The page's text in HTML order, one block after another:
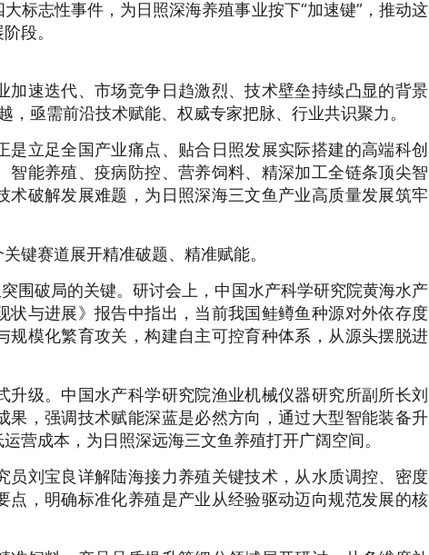
标志性事件，为日照深海养殖事业按下“加速键”，推动这
段。
速迭代、市场竞争日趋激烈、技术壁垒持续凸显的背景
，亟需前沿技术赋能、权威专家把脉、行业共识聚力。
立足全国产业痛点、贴合日照发展实际搭建的高端科创
能养殖、疫病防控、营养饲料、精深加工全链条顶尖智
术破解发展难题，为日照深海三文鱼产业高质量发展筑牢
赛道展开精准破题、精准赋能。
破局的关键。研讨会上，中国水产科学研究院黄海水产
与进展》报告中指出，当前我国鲑鳟鱼种源对外依存度
规模化繁育攻关，构建自主可控育种体系，从源头摆脱进
级。中国水产科学研究院渔业机械仪器研究所副所长刘
，强调技术赋能深蓝是必然方向，通过大型智能装备升
营成本，为日照深远海三文鱼养殖打开广阔空间。
刘宝良详解陆海接力养殖关键技术，从水质调控、密度
，明确标准化养殖是产业从经验驱动迈向规范发展的核